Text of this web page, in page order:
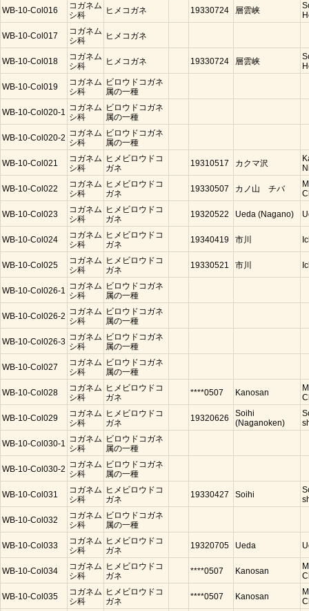
WB-10-Col016
コガネム
シ科
ヒメコガネ 19330724 層雲峡
WB-10-Col017
コガネム
シ科
ヒメコガネ
WB-10-Col018
コガネム
シ科
ヒメコガネ 19330724 層雲峡
WB-10-Col019
コガネム
シ科
ビロウドコガネ
属の一種
WB-10-Col020-1 コガネム
シ科
ビロウドコガネ
属の一種
WB-10-Col020-2 コガネム
シ科
ビロウドコガネ
属の一種
WB-10-Col021
コガネム
シ科
ヒメビロウドコ
ガネ
19310517 カクマ沢
WB-10-Col022
コガネム
シ科
ヒメビロウドコ
ガネ
19330507 カノ山 チバ
WB-10-Col023
コガネム
シ科
ヒメビロウドコ
ガネ
19320522 Ueda (Nagano)
WB-10-Col024
コガネム
シ科
ヒメビロウドコ
ガネ
19340419 市川
WB-10-Col025
コガネム
シ科
ヒメビロウドコ
ガネ
19330521 市川
WB-10-Col026-1 コガネム
シ科
ビロウドコガネ
属の一種
WB-10-Col026-2 コガネム
シ科
ビロウドコガネ
属の一種
WB-10-Col026-3 コガネム
シ科
ビロウドコガネ
属の一種
WB-10-Col027
コガネム
シ科
ビロウドコガネ
属の一種
WB-10-Col028
コガネム
シ科
ヒメビロウドコ
ガネ
****0507 Kanosan
WB-10-Col029
コガネム
シ科
ヒメビロウドコ
ガネ
19320626
Soihi
(Naganoken)
WB-10-Col030-1 コガネム
シ科
ビロウドコガネ
属の一種
WB-10-Col030-2 コガネム
シ科
ビロウドコガネ
属の一種
WB-10-Col031
コガネム
シ科
ヒメビロウドコ
ガネ
19330427 Soihi
WB-10-Col032
コガネム
シ科
ビロウドコガネ
属の一種
WB-10-Col033
コガネム
シ科
ヒメビロウドコ
ガネ
19320705 Ueda
WB-10-Col034
コガネム
シ科
ヒメビロウドコ
ガネ
****0507 Kanosan
WB-10-Col035
コガネム
シ科
ヒメビロウドコ
ガネ
****0507 Kanosan